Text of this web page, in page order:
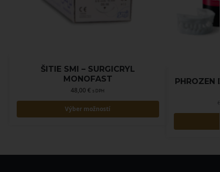
ŠITIE SMI – SURGICRYL
MONOFAST
48,00€ s DPH
Výber možností
PHROZEN